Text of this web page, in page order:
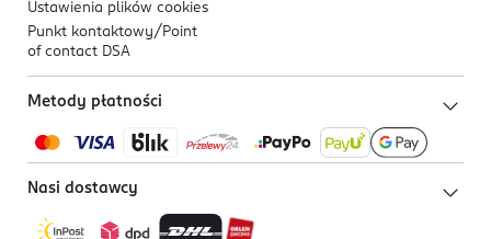
Ustawienia plików cookies
Punkt kontaktowy/ Point
of contact DSA
Metody płatności
Nasi dostawcy